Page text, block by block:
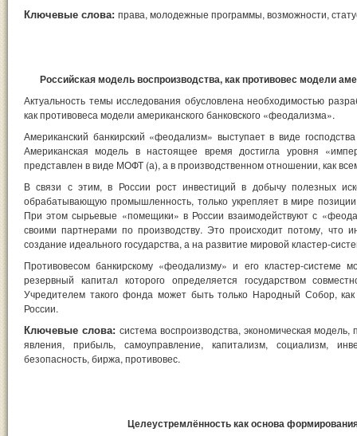
Ключевые слова: права, молодежные программы, возможности,
Российская модель воспроизводства, как противовес модели
Актуальность темы исследования обусловлена необходимостью
как противовеса модели американского банковского «феодализма».
Американский банкирский «феодализм» выступает в виде
Американская модель в настоящее время достигла уровня
представлен в виде МОФТ (а), а в производственном отношении, как
В связи с этим, в России рост инвестиций в добычу полезных
обрабатывающую промышленность, только укрепляет в мире
При этом сырьевые «помещики» в России взаимодействуют с
своими партнерами по производству. Это происходит потому, что
создание идеального государства, а на развитие мировой кластер-
Противовесом банкирскому «феодализму» и его кластер-системе
резервный капитал которого определяется государством
Учредителем такого фонда может быть только Народный Собор,
России.
Ключевые слова: система воспроизводства, экономическая
явления, прибыль, самоуправление, капитализм, социализм,
безопасность, биржа, противовес.
Целеустремлённость как основа